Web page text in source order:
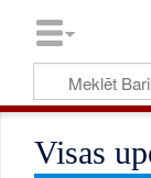
Visas